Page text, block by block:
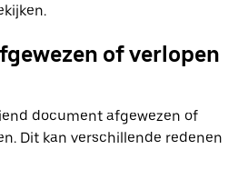
of verlopen
document afgewezen of
Dit kan verschillende redenen